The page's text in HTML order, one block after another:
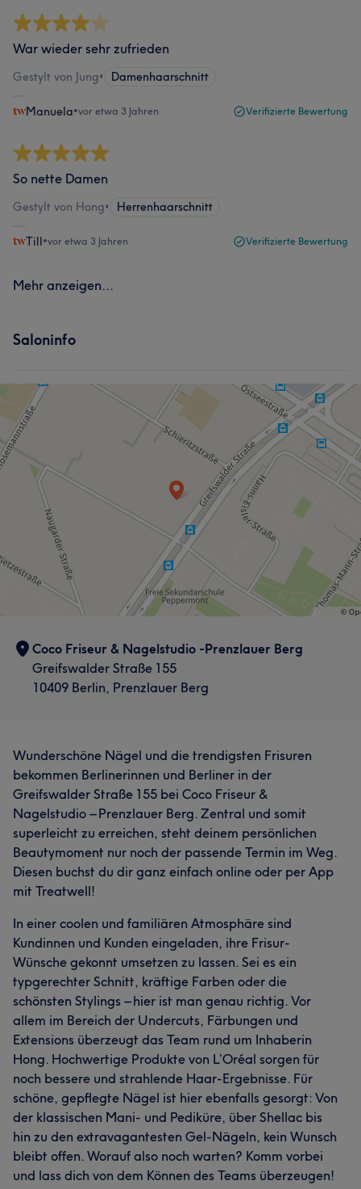
War wieder sehr zufrieden
Gestylt von Jung• Damenhaarschnitt
Manuela•vor etwa 3 Jahren Verifizierte Bewertung
So nette Damen
Gestylt von Hong• Herrenhaarschnitt
Till•vor etwa 3 Jahren Verifizierte Bewertung
Mehr anzeigen...
Saloninfo
Coco Friseur & Nagelstudio -Prenzlauer Berg
Greifswalder Straße 155
10409 Berlin, Prenzlauer Berg
Wunderschöne Nägel und die trendigsten Frisuren
bekommen Berlinerinnen und Berliner in der
Greifswalder Straße 155 bei Coco Friseur &
Nagelstudio – Prenzlauer Berg. Zentral und somit
superleicht zu erreichen, steht deinem persönlichen
Beautymoment nur noch der passende Termin im Weg.
Diesen buchst du dir ganz einfach online oder per App
mit Treatwell!
In einer coolen und familiären Atmosphäre sind
Kundinnen und Kunden eingeladen, ihre Frisur-
Wünsche gekonnt umsetzen zu lassen. Sei es ein
typgerechter Schnitt, kräftige Farben oder die
schönsten Stylings – hier ist man genau richtig. Vor
allem im Bereich der Undercuts, Färbungen und
Extensions überzeugt das Team rund um Inhaberin
Hong. Hochwertige Produkte von L’Oréal sorgen für
noch bessere und strahlende Haar-Ergebnisse. Für
schöne, gepflegte Nägel ist hier ebenfalls gesorgt: Von
der klassischen Mani- und Pediküre, über Shellac bis
hin zu den extravagantesten Gel-Nägeln, kein Wunsch
bleibt offen. Worauf also noch warten? Komm vorbei
und lass dich von dem Können des Teams überzeugen!